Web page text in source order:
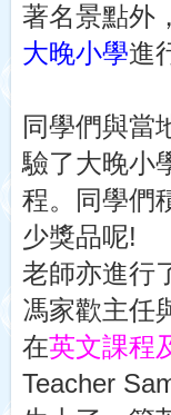
著名景點外
大晚小學進
同學們與當
驗了大晚小
程。同學們
少獎品呢!
老師亦進行
馮家歡主任
在英文課程
Teacher